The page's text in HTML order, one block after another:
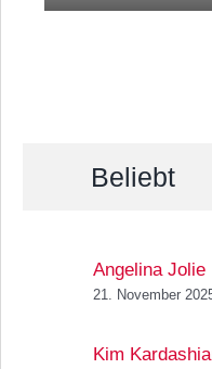
Beliebt
Angelina Jolie
21. November
Kim